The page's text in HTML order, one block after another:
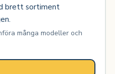
brett sortiment
många modeller och